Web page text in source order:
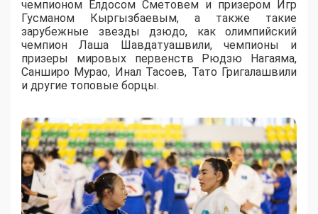
чемпионом Елдосом Сметовем и призером Игр
Гусманом Кыргызбаевым, а также такие
зарубежные звезды дзюдо, как олимпийский
чемпион Лаша Шавдатуашвили, чемпионы и
призеры мировых первенств Рюдзю Нагаяма,
Санширо Мурао, Инал Тасоев, Тато Григалашвили
и другие топовые борцы.